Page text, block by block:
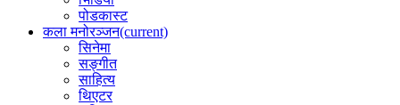
पोडकास्ट
कला मनोरञ्जन(current)
सिनेमा
सङ्गीत
साहित्य
थिएटर